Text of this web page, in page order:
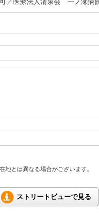
とは異なる場合がございます。
ストリートビューで見る